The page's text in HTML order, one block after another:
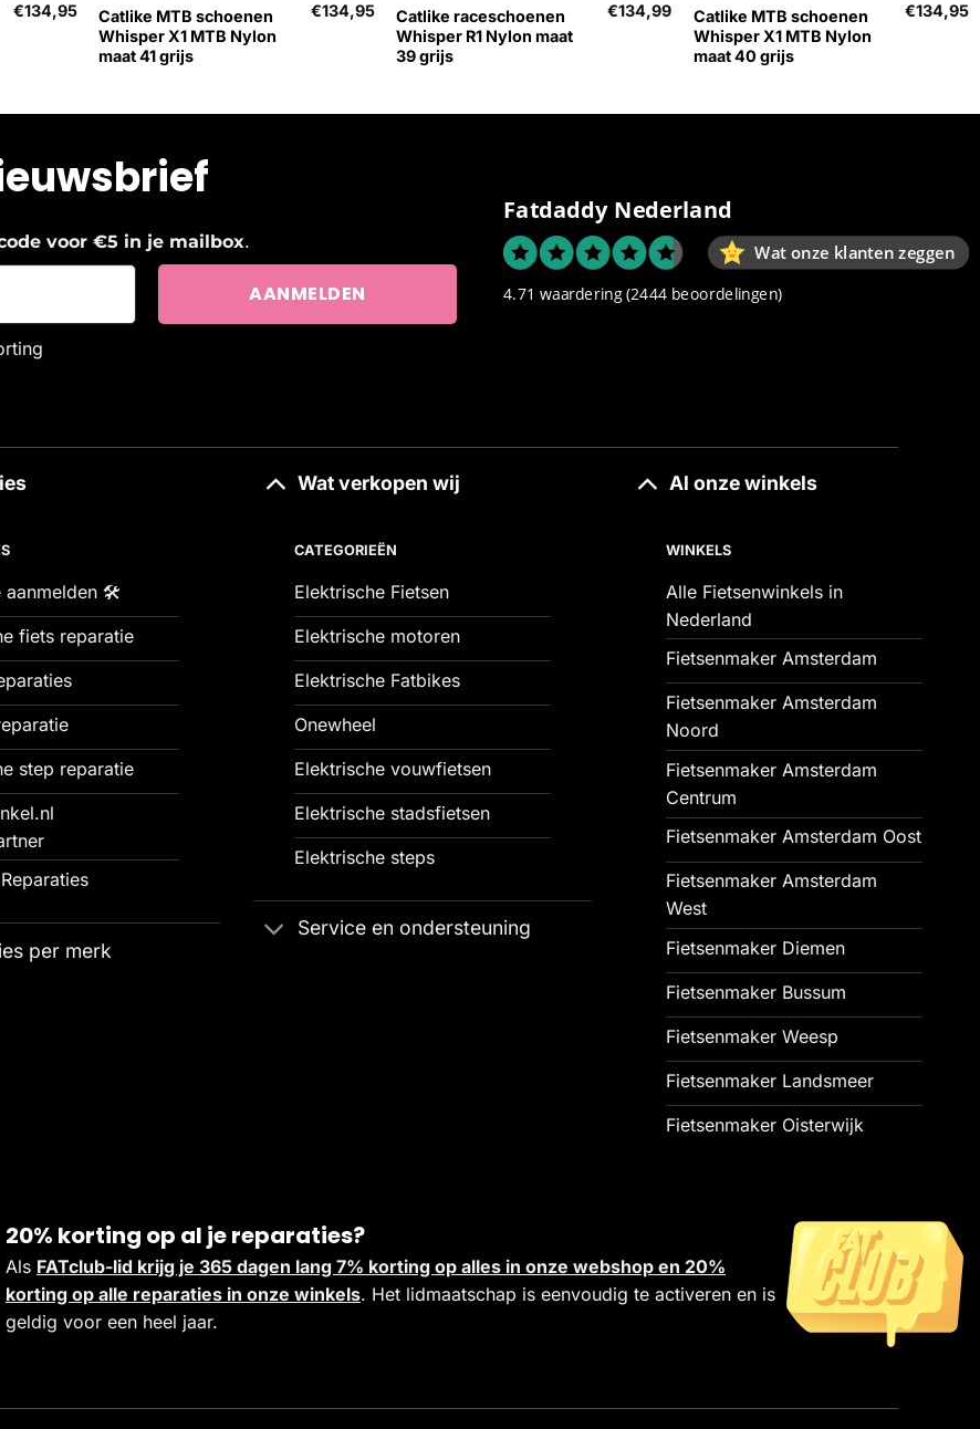
€134,95
Catlike MTB schoenen
Whisper X1 MTB Nylon
maat 41 grijs
€134,95
Catlike raceschoenen
Whisper R1 Nylon maat
39 grijs
€134,99
Catlike MTB schoenen
Whisper X1 MTB Nylon
maat 40 grijs
€134,95
voor €5 in je mailbox.
Fatdaddy Nederland
Wat onze klanten zeggen
4.71 waardering (2444 beoordelingen)
aanmelden 🛠️
fiets reparatie
step reparatie
per merk
Wat verkopen wij
CATEGORIEËN
Elektrische Fietsen
Elektrische motoren
Elektrische Fatbikes
Onewheel
Elektrische vouwfietsen
Elektrische stadsfietsen
Elektrische steps
Service en ondersteuning
Al onze winkels
WINKELS
Alle Fietsenwinkels in
Nederland
Fietsenmaker Amsterdam
Fietsenmaker Amsterdam
Noord
Fietsenmaker Amsterdam
Centrum
Fietsenmaker Amsterdam Oost
Fietsenmaker Amsterdam
West
Fietsenmaker Diemen
Fietsenmaker Bussum
Fietsenmaker Weesp
Fietsenmaker Landsmeer
Fietsenmaker Oisterwijk
20% korting op al je reparaties?
Als FATclub-lid krijg je 365 dagen lang 7% korting op alles in onze webshop en 20%
korting op alle reparaties in onze winkels. Het lidmaatschap is eenvoudig te activeren en is
geldig voor een heel jaar.